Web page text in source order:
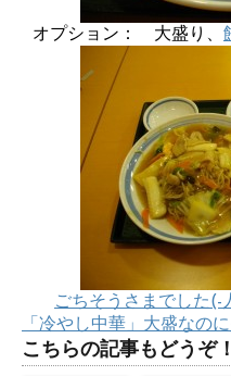
オプション： 大盛り、
ごちそうさまでした(-
「冷やし中華」大盛なの
こちらの記事もどうぞ！